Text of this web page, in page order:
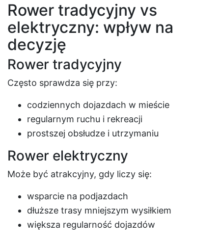
Rower tradycyjny vs
elektryczny: wpływ na
decyzję
Rower tradycyjny
Często sprawdza się przy:
codziennych dojazdach w mieście
regularnym ruchu i rekreacji
prostszej obsłudze i utrzymaniu
Rower elektryczny
Może być atrakcyjny, gdy liczy się:
wsparcie na podjazdach
dłuższe trasy mniejszym wysiłkiem
większa regularność dojazdów